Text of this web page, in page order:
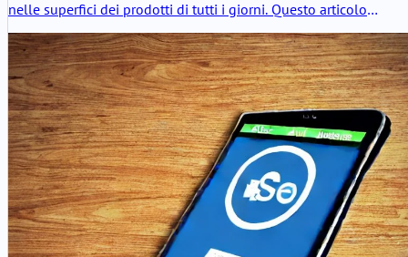
nelle superfici dei prodotti di tutti i giorni. Questo articolo
puntino verso un nuovo modello di prodotto in cui gli agenti di
Google aiutano gli utenti a fare ricerche, lavorare, fare acquisti e
agire attraverso i servizi connessi.